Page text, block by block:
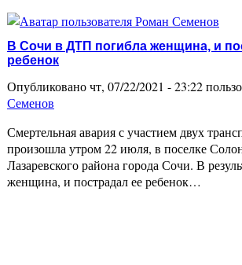
В Сочи в ДТП погибла женщина, и
ребенок
Опубликовано чт, 07/22/2021 - 23:22
Семенов
Смертельная авария с участием двух
произошла утром 22 июля, в поселке
Лазаревского района города Сочи. В
женщина, и пострадал ее ребенок…